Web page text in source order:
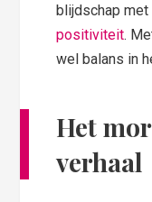
blijdschap
positiviteit.
wel balans in
Het
verhaal